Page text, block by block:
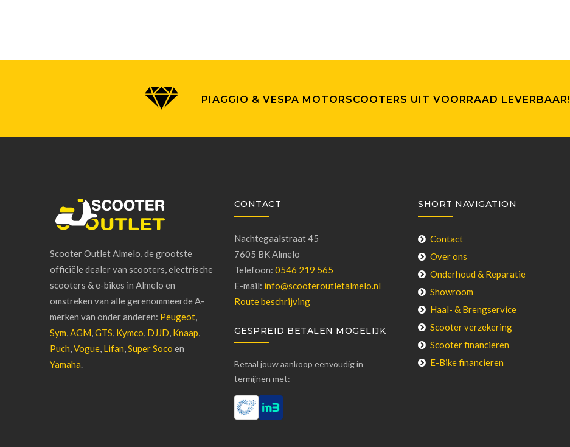
PIAGGIO & VESPA MOTORSCOOTERS UIT VOORRAAD LEVERBAAR!
Scooter Outlet Almelo, de grootste
officiële dealer van scooters, electrische
scooters & e-bikes in Almelo en
omstreken van alle gerenommeerde A-
merken van onder anderen: Peugeot,
Sym,AGM,GTS, Kymco, DJJD, Knaap,
Puch,Vogue, Lifan,Super Soco en
Yamaha.
CONTACT
Nachtegaalstraat 45
7605 BK Almelo
Telefoon: 0546 219 565
E-mail: info@scooteroutletalmelo.nl
Route beschrijving
GESPREID BETALEN MOGELIJK
Betaal jouw aankoop eenvoudig in
termijnen met:
SHORT NAVIGATION
Contact
Over ons
Onderhoud & Reparatie
Showroom
Haal- & Brengservice
Scooter verzekering
Scooter financieren
E-Bike financieren